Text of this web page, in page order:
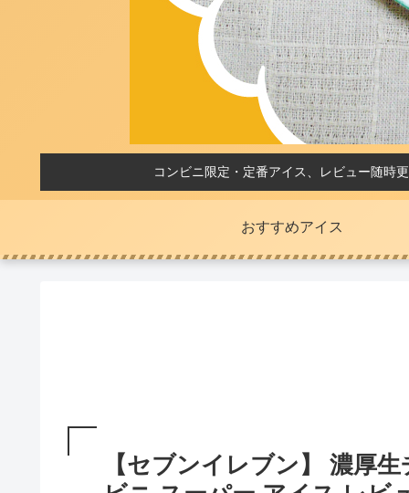
コンビニ限定・定番アイス、レビュー随時
おすすめアイス
【セブンイレブン】 濃厚